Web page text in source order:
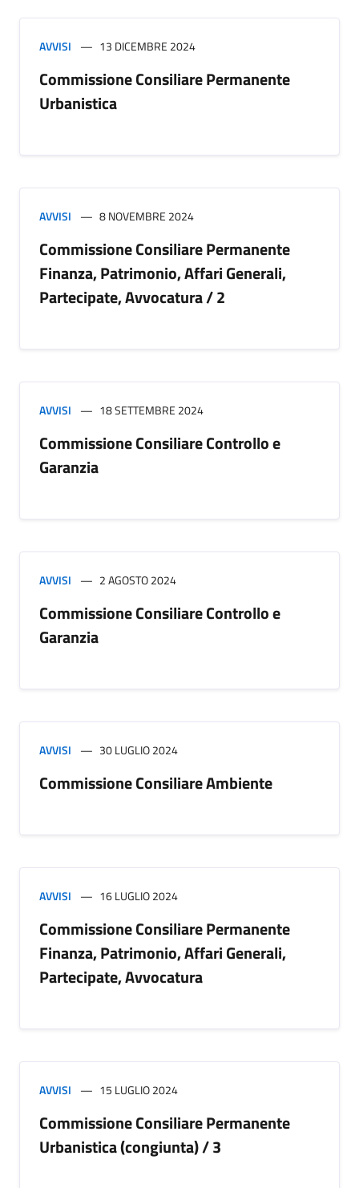
AVVISI 13 DICEMBRE 2024
Commissione Consiliare Permanente
Urbanistica
AVVISI 8 NOVEMBRE 2024
Commissione Consiliare Permanente
Finanza, Patrimonio, Affari Generali,
Partecipate, Avvocatura / 2
AVVISI 18 SETTEMBRE 2024
Commissione Consiliare Controllo e
Garanzia
AVVISI 2 AGOSTO 2024
Commissione Consiliare Controllo e
Garanzia
AVVISI 30 LUGLIO 2024
Commissione Consiliare Ambiente
AVVISI 16 LUGLIO 2024
Commissione Consiliare Permanente
Finanza, Patrimonio, Affari Generali,
Partecipate, Avvocatura
AVVISI 15 LUGLIO 2024
Commissione Consiliare Permanente
Urbanistica (congiunta) / 3